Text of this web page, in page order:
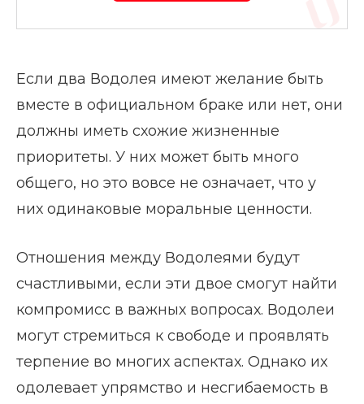
Если два Водолея имеют желание быть
вместе в официальном браке или нет, они
должны иметь схожие жизненные
приоритеты. У них может быть много
общего, но это вовсе не означает, что у
них одинаковые моральные ценности.
Отношения между Водолеями будут
счастливыми, если эти двое смогут найти
компромисс в важных вопросах. Водолеи
могут стремиться к свободе и проявлять
терпение во многих аспектах. Однако их
одолевает упрямство и несгибаемость в